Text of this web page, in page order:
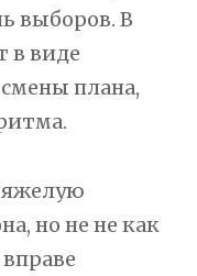
выборов. В
в виде
плана,
но не не как